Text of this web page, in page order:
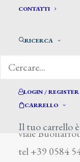
CONTATTI
RICERCA
LOGIN / REGISTER
CARRELLO
Il tuo carrello
viale
tel +39 0584